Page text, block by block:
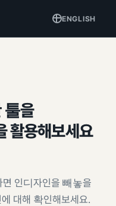
ENGLISH
툴을
활용해보세요
인디자인을 빼놓을
대해 확인해보세요.